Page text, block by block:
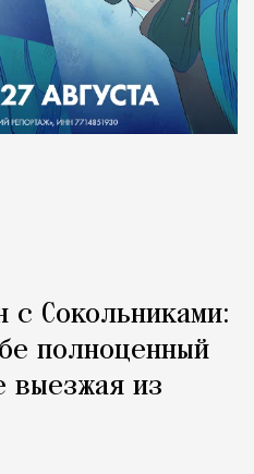
с Сокольниками:
полноценный
выезжая из